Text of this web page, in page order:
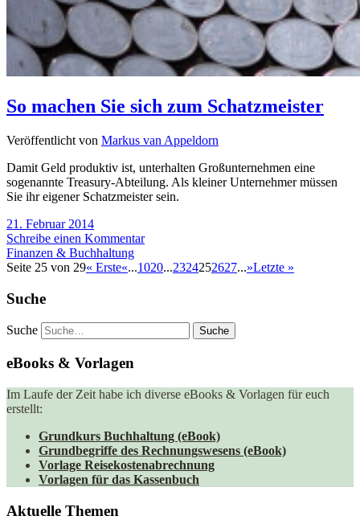
So machen Sie sich zum Schatzmeister
Veröffentlicht von Markus van Appeldorn
Damit Geld produktiv ist, unterhalten Großunternehmen eine
sogenannte Treasury-Abteilung. Als kleiner Unternehmer müssen
Sie ihr eigener Schatzmeister sein.
21. Februar 2014
Schreibe einen Kommentar
Finanzen & Buchhaltung
Seite 25 von 29« Erste«...1020...2324252627...»Letzte »
Suche
Suche
eBooks & Vorlagen
Im Laufe der Zeit habe ich diverse eBooks & Vorlagen für euch
erstellt:
Grundkurs Buchhaltung (eBook)
Grundbegriffe des Rechnungswesens (eBook)
Vorlage Reisekostenabrechnung
Vorlagen für das Kassenbuch
Aktuelle Themen